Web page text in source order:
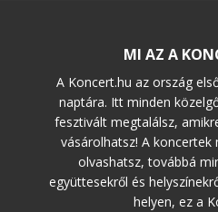
MI AZ A
A Koncert.hu az ország
naptára. Itt minden
fesztivált megtalálsz,
vásárolhatsz! A koncertek
olvashatsz, továbbá
együttesekről és
helyen, ez a